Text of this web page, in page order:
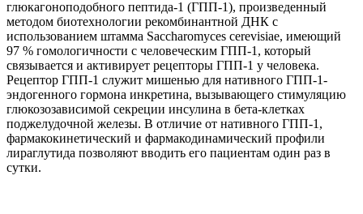
глюкагоноподобного пептида-1 (ГПП-1), произведенный
методом биотехнологии рекомбинантной ДНК с
использованием штамма Saccharomyces cerevisiae, имеющий
97 % гомологичности с человеческим ГПП-1, который
связывается и активирует рецепторы ГПП-1 у человека.
Рецептор ГПП-1 служит мишенью для нативного ГПП-1-
эндогенного гормона инкретина, вызывающего стимуляцию
глюкозозависимой секреции инсулина в бета-клетках
поджелудочной железы. В отличие от нативного ГПП-1,
фармакокинетический и фармакодинамический профили
лираглутида позволяют вводить его пациентам один раз в
сутки.